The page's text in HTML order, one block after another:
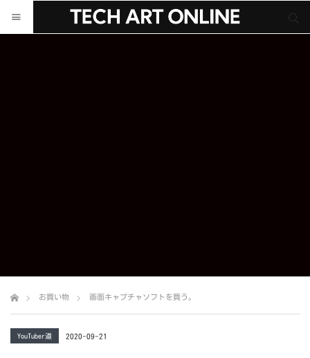
お買い物 画面キャプチャソフトを買う。
YouTuber道 2020-09-21